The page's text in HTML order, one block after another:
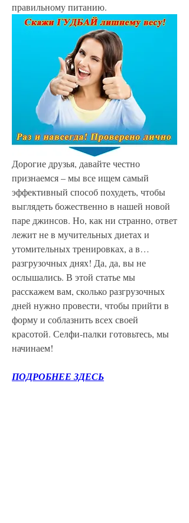
правильному питанию.
Дорогие друзья, давайте честно
признаемся – мы все ищем самый
эффективный способ похудеть, чтобы
выглядеть божественно в нашей новой
паре джинсов. Но, как ни странно, ответ
лежит не в мучительных диетах и
утомительных тренировках, а в…
разгрузочных днях! Да, да, вы не
ослышались. В этой статье мы
расскажем вам, сколько разгрузочных
дней нужно провести, чтобы прийти в
форму и соблазнить всех своей
красотой. Селфи-палки готовьтесь, мы
начинаем!
ПОДРОБНЕЕ ЗДЕСЬ